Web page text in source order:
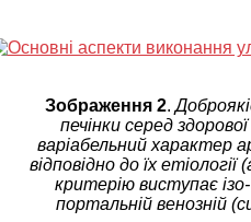
Зображення 2.
печінки серед
варіабельний характер
відповідно до їх
критерію виступає
портальній венозній